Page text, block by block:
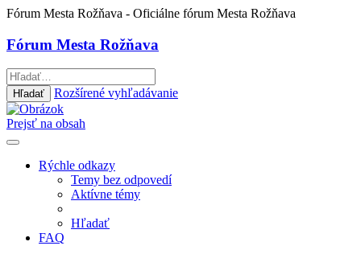
Fórum Mesta Rožňava - Oficiálne fórum Mesta Rožňava
Fórum Mesta Rožňava
Hľadať Rozšírené vyhľadávanie
Prejsť na obsah
Rýchle odkazy
Temy bez odpovedí
Aktívne témy
Hľadať
FAQ